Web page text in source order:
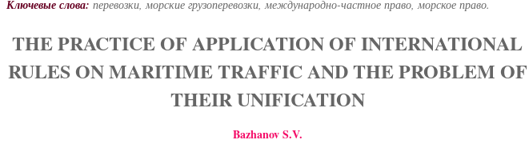
Ключевые слова: перевозки, морские грузоперевозки, международно-частное право, морское право.
THE PRACTICE OF APPLICATION OF INTERNATIONAL
RULES ON MARITIME TRAFFIC AND THE PROBLEM OF
THEIR UNIFICATION
Bazhanov S.V.